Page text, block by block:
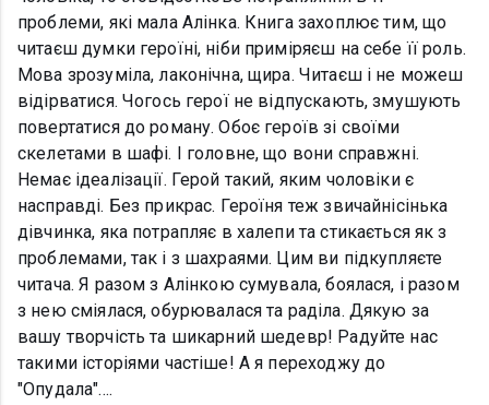
проблеми, які мала Алінка. Книга захоплює тим, що
читаєш думки героїні, ніби приміряєш на себе її роль.
Мова зрозуміла, лаконічна, щира. Читаєш і не можеш
відірватися. Чогось герої не відпускають, змушують
повертатися до роману. Обоє героїв зі своїми
скелетами в шафі. І головне, що вони справжні.
Немає ідеалізації. Герой такий, яким чоловіки є
насправді. Без прикрас. Героїня теж звичайнісінька
дівчинка, яка потрапляє в халепи та стикається як з
проблемами, так і з шахраями. Цим ви підкупляєте
читача. Я разом з Алінкою сумувала, боялася, і разом
з нею сміялася, обурювалася та раділа. Дякую за
вашу творчість та шикарний шедевр! Радуйте нас
такими історіями частіше! А я переходжу до
"Опудала"....